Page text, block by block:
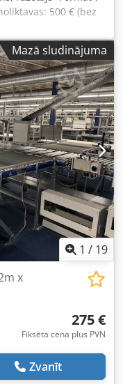
500 € (bez
Anezp Rq As Ief
Izmēri:
ar ražotāja
ir 80 kg
1700 € Stāvoklis:
vieta: Leipciga
Mazā sludinājuma
1 / 19
x
275 €
Fiksēta cena plus PVN
Zvanīt